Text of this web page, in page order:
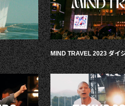
MIND TRAVEL 2023 ダイ